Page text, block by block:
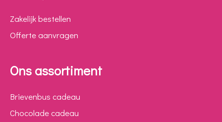
Zakelijk bestellen
Offerte aanvragen
Ons assortiment
Brievenbus cadeau
Chocolade cadeau